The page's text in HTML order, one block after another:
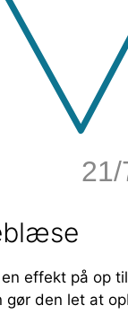
effekt på op
den let at